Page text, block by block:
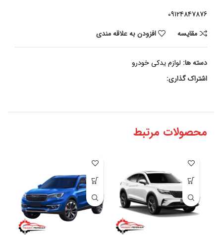
09124847876
مقايسه
افزودن به علاقه مندی
دسته ها: لوازم یدکی خودرو
اشتراک گذاری:
محصولات مرتبط